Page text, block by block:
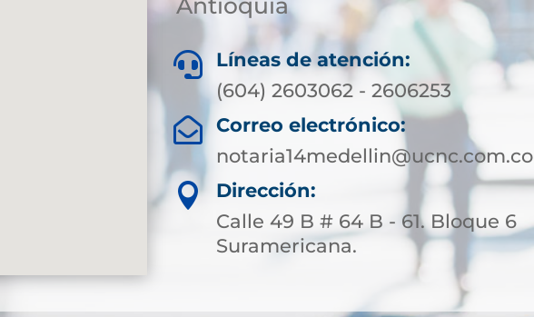
Antioquia

Líneas de atención:
(604) 2603062 - 2606253

Correo electrónico:
notaria14medellin@ucnc.com.co

Dirección:
Calle 49 B # 64 B - 61. Bloque 6
Suramericana.